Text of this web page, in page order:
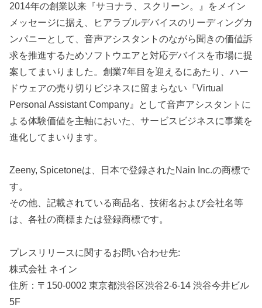
2014年の創業以来『サヨナラ、スクリーン。』をメイン
メッセージに据え、ヒアラブルデバイスのリーディングカ
ンパニーとして、音声アシスタントのながら聞きの価値訴
求を推進するためソフトウエアと対応デバイスを市場に提
案してまいりました。創業7年目を迎えるにあたり、ハー
ドウェアの売り切りビジネスに留まらない『Virtual
Personal Assistant Company』として音声アシスタントに
よる体験価値を主軸においた、サービスビジネスに事業を
進化してまいります。
Zeeny, Spicetoneは、日本で登録されたNain Inc.の商標で
す。
その他、記載されている商品名、技術名および会社名等
は、各社の商標または登録商標です。
プレスリリースに関するお問い合わせ先:
株式会社 ネイン
住所：〒150-0002 東京都渋谷区渋谷2-6-14 渋谷今井ビル
5F